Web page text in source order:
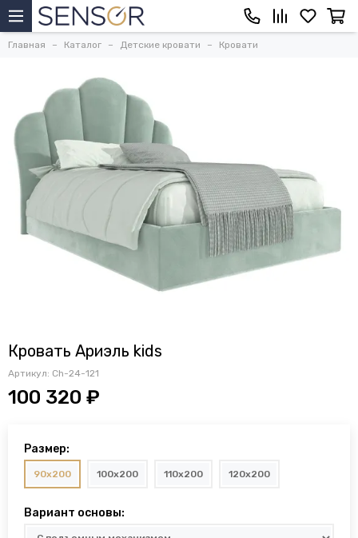
Главная Каталог Детские кровати Кровати
Кровать Ариэль kids
Артикул: Ch-24-121
100 320 ₽
Размер:
90x200 100x200 110x200 120x200
Вариант основы: